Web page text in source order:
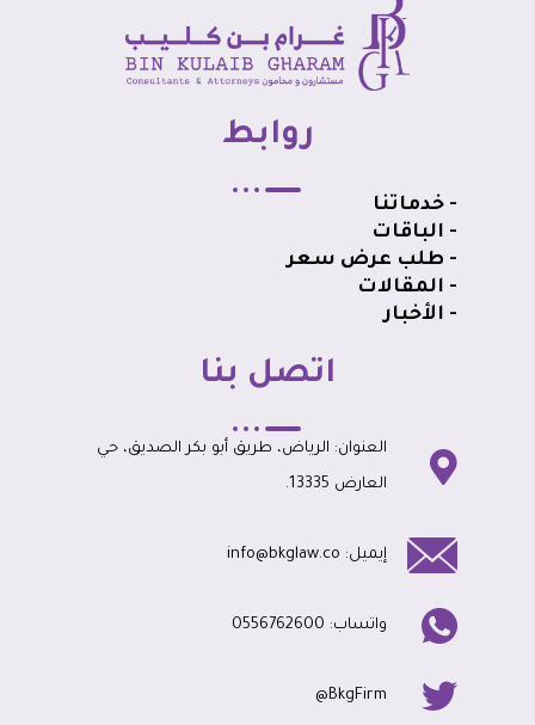
روابط
- خدماتنا
- الباقات
- طلب عرض سعر
- المقالات
- الأخبار
اتصل بنا
العنوان: الرياض، طريق أبو بكر الصديق، حي
العارض 13335.
إيميل: info@bkglaw.co
واتساب: 0556762600
BkgFirm@